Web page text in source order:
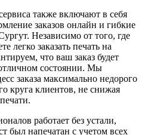
также включают в себя
заказов онлайн и гибкие
Независимо от того, где
легко заказать печать на
что ваш заказ будет
состоянии. Мы
заказа максимально недорого
круга клиентов, не снижая
работает без устали,
был напечатан с учетом всех